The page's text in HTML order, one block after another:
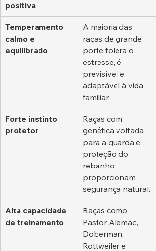
positiva
Temperamento
calmo e
equilibrado
A maioria das
raças de grande
porte tolera o
estresse, é
previsível e
adaptável à vida
familiar.
Forte instinto
protetor
Raças com
genética voltada
para a guarda e
proteção do
rebanho
proporcionam
segurança natural.
Alta capacidade
de treinamento
Raças como
Pastor Alemão,
Doberman,
Rottweiler e